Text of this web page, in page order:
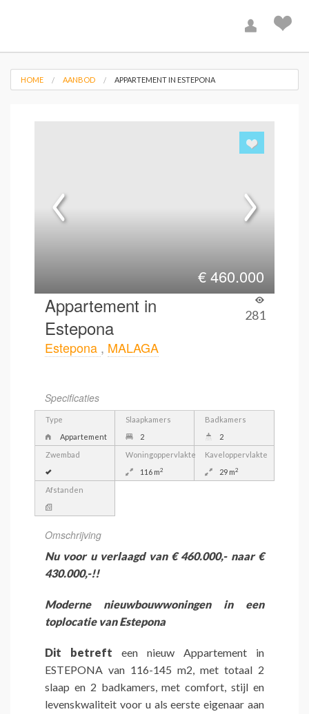
HOME AANBOD APPARTEMENT IN ESTEPONA
€460.000
Appartement in
Estepona
281
Estepona , MALAGA
Specificaties
Type
Appartement
Slaapkamers
2
Badkamers
2
Zwembad
Woningoppervlakte
116 m2
Kaveloppervlakte
29 m2
Afstanden
Omschrijving
Nu voor u verlaagd van € 460.000,- naar €
430.000,-!!
Moderne nieuwbouwwoningen in een
toplocatie van Estepona
Dit betreft een nieuw Appartement in
ESTEPONA van 116-145 m2, met totaal 2
slaap en 2 badkamers, met comfort, stijl en
levenskwaliteit voor u als eerste eigenaar aan